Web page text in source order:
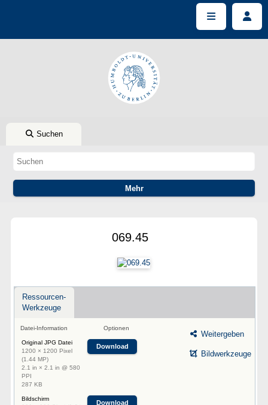
Suchen
069.45
Ressourcen-
Werkzeuge
Datei-Information Optionen
Original JPG Datei
1200 × 1200 Pixel
(1.44 MP)
2.1 in × 2.1 in @ 580
PPI
287 KB
Download
Bildschirm
Download
Weitergeben
Bildwerkzeuge